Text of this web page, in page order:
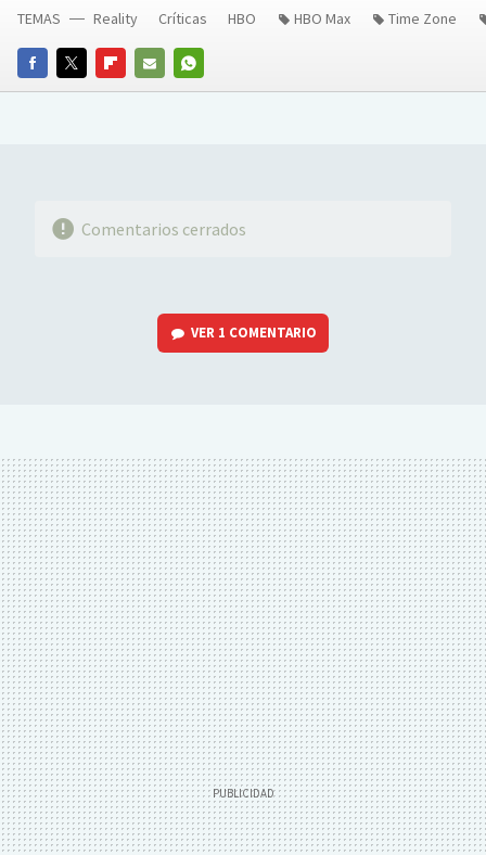
FACEBOOKTWITTERFLIPBOARD
E-
WHATSAPP
TEMAS Reality Críticas HBO HBO Max Time Zone
Comentarios cerrados
VER 1 COMENTARIO